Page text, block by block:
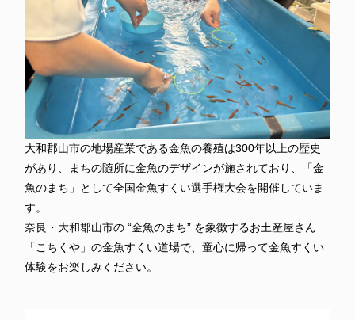
大和郡山市の地場産業である金魚の養殖は300年以上の歴史
があり、まちの随所に金魚のデザインが施されており、「金
魚のまち」として全国金魚すくい選手権大会を開催していま
す。
奈良・大和郡山市の “金魚のまち” を象徴するお土産屋さん
「こちくや」の金魚すくい道場で、童心に帰って金魚すくい
体験をお楽しみください。